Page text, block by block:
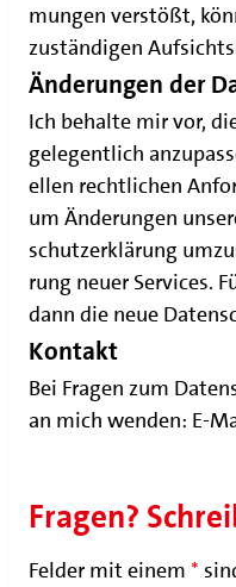
mun­gen ver­stößt,
zustän­di­gen
Änderungen der
Ich behal­te mir vor,
gele­gent­lich
el­len recht­li­chen
um Ände­run­gen
schutz­er­klä­rung
rung neu­er Ser­vices.
dann die neue
Kontakt
Bei Fra­gen zum
an mich wen­den:
Fragen?
Felder mit einem *